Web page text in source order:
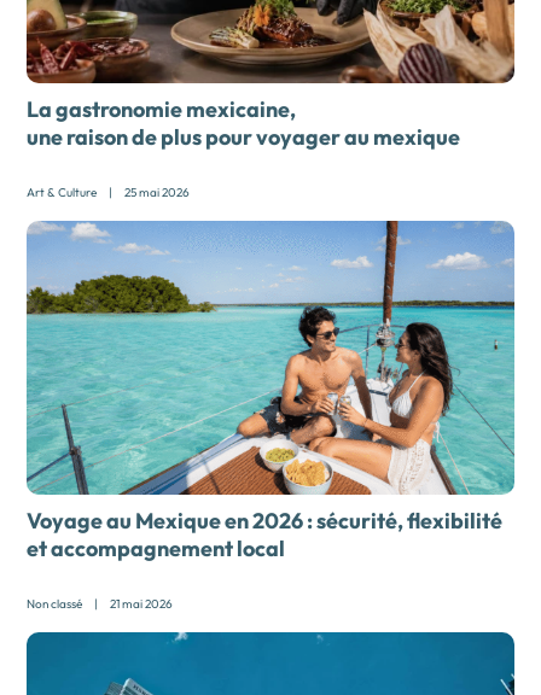
La gastronomie mexicaine,
une raison de plus pour voyager au mexique
Art & Culture | 25 mai 2026
Voyage au Mexique en 2026 : sécurité, flexibilité
et accompagnement local
Non classé | 21 mai 2026